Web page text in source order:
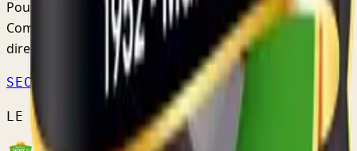
Pour les jeunes, les inscriptions se font via la
Commission Jeunes. Pour les seniors, contactez-nous
directement.
SECTION JEUNES → NOUS CONTACTER
LE CLUB